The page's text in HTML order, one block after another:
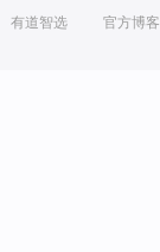
有道智选 官方博客